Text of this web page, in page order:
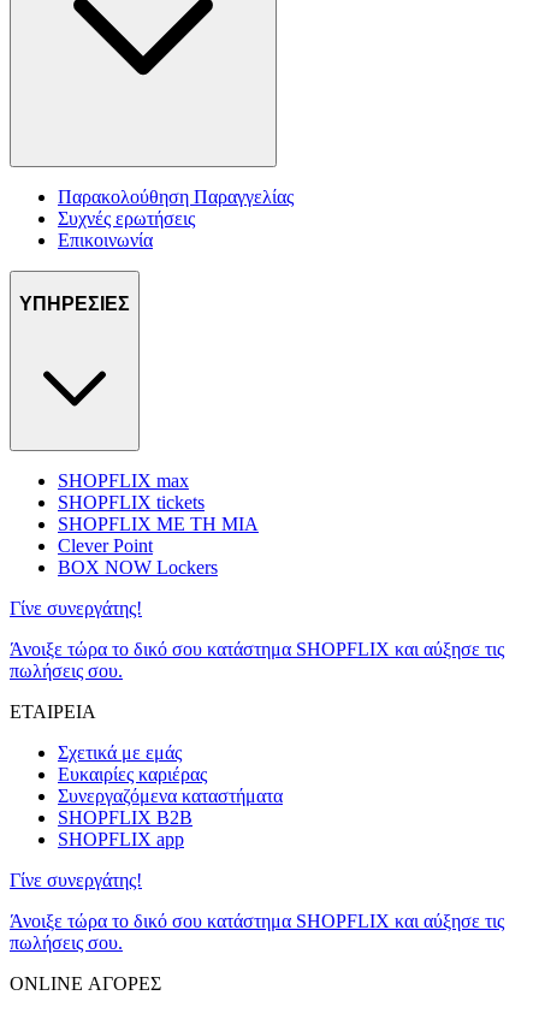
Παρακολούθηση Παραγγελίας
Συχνές ερωτήσεις
Επικοινωνία
ΥΠΗΡΕΣΙΕΣ
SHOPFLIX max
SHOPFLIX tickets
SHOPFLIX ΜΕ ΤΗ ΜΙΑ
Clever Point
BOX NOW Lockers
Γίνε συνεργάτης!
Άνοιξε τώρα το δικό σου κατάστημα SHOPFLIX και αύξησε τις
πωλήσεις σου.
ΕΤΑΙΡΕΙΑ
Σχετικά με εμάς
Ευκαιρίες καριέρας
Συνεργαζόμενα καταστήματα
SHOPFLIX B2B
SHOPFLIX app
Γίνε συνεργάτης!
Άνοιξε τώρα το δικό σου κατάστημα SHOPFLIX και αύξησε τις
πωλήσεις σου.
ONLINE ΑΓΟΡΕΣ